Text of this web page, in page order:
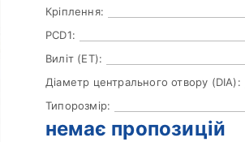
Кріплення:
PCD1:
Виліт (ET):
Діаметр центрального отвору (DIA):
Типорозмір:
немає пропозицій